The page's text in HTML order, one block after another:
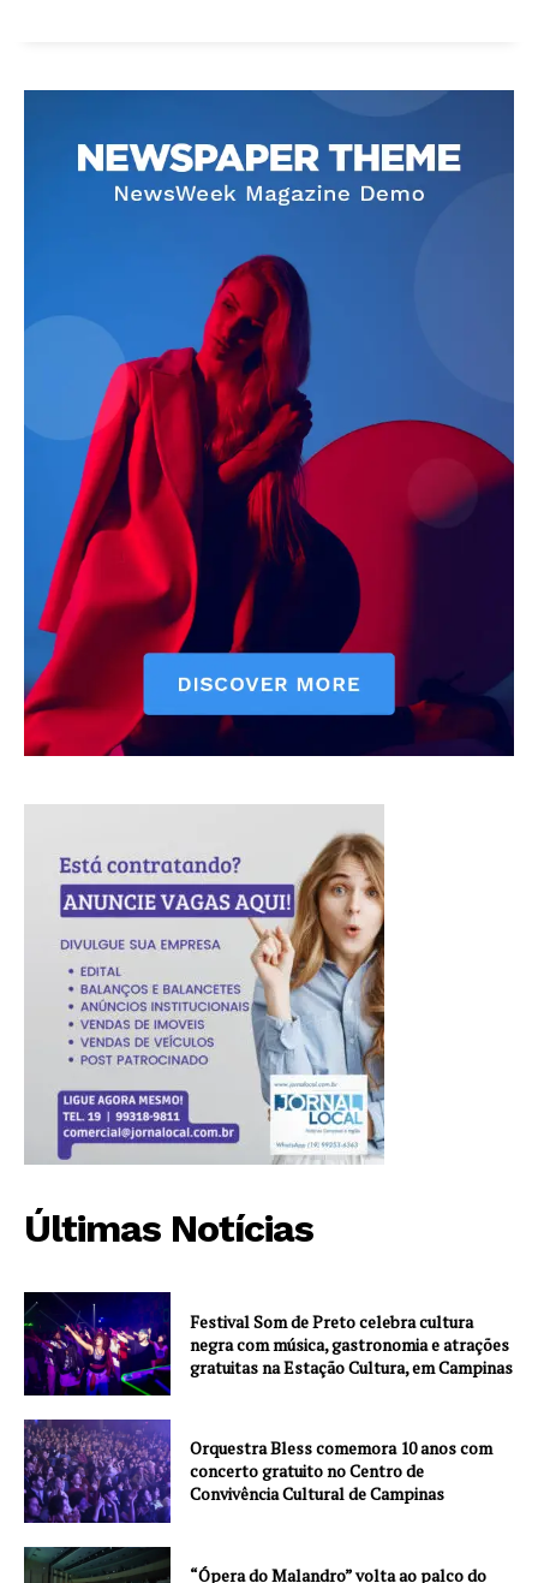
Últimas Notícias
Festival Som de Preto celebra cultura
negra com música, gastronomia e atrações
gratuitas na Estação Cultura, em Campinas
Orquestra Bless comemora 10 anos com
concerto gratuito no Centro de
Convivência Cultural de Campinas
“Ópera do Malandro” volta ao palco do